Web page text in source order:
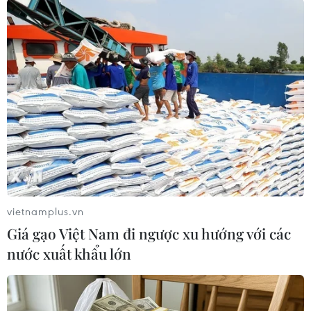
đem cành đào về tặng cho công chúa Ngọc Hân
đã được tái hiện, gợi cho người xem hội cảm
xúc về một thời hào hùng chống giặc ngoại xâm
của dân tộc Việt Nam./.
(TTXVN/Vietnam+)
vietnamplus.vn
Giá gạo Việt Nam đi ngược xu hướng với các
nước xuất khẩu lớn